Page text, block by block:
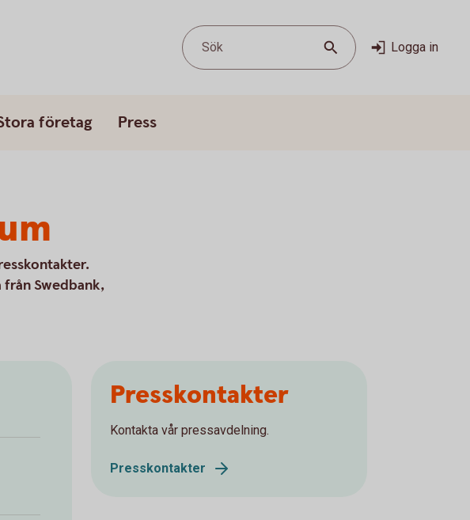
Sök Logga in
företag Press
Swedbank,
Presskontakter
Kontakta vår pressavdelning.
Presskontakter